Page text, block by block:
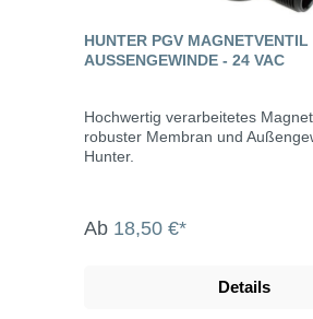
HUNTER PGV
AUSSENGEWINDE - 24 VAC
Hochwertig verarbeitetes
robuster Membran und
Hunter.
Ab 18,50 €*
Details